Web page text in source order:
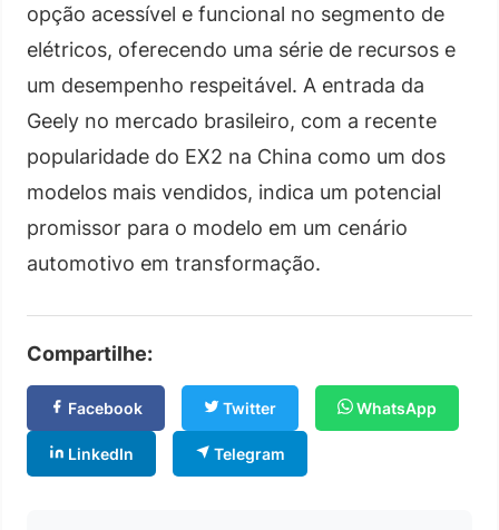
opção acessível e funcional no segmento de
elétricos, oferecendo uma série de recursos e
um desempenho respeitável. A entrada da
Geely no mercado brasileiro, com a recente
popularidade do EX2 na China como um dos
modelos mais vendidos, indica um potencial
promissor para o modelo em um cenário
automotivo em transformação.
Compartilhe:
Facebook Twitter WhatsApp
LinkedIn Telegram